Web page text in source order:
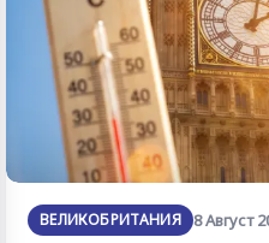
ВЕЛИКОБРИТАНИЯ 8 Август